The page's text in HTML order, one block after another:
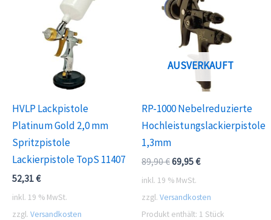
HVLP Lackpistole
Platinum Gold 2,0 mm
Spritzpistole
Lackierpistole TopS 11407
52,31€
inkl. 19 % MwSt.
zzgl. Versandkosten
AUSVERKAUFT
RP-1000 Nebelreduzierte
Hochleistungslackierpistole
1,3mm
89,90€Ursprünglicher
war:
89,90 €
69,95€Aktueller
69,95 €.
inkl. 19 % MwSt.
zzgl. Versandkosten
Produkt enthält: 1 Stück